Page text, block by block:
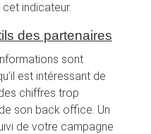
indicateur.
des partenaires
sont
est intéressant de
chiffres trop
son back office. Un
de votre campagne